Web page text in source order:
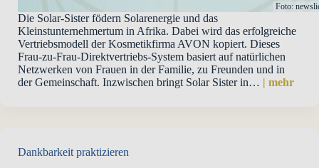
Foto:
Die Solar-Sister födern Solarenergie und das
Kleinstunternehmertum in Afrika. Dabei wird das erfolgreiche
Vertriebsmodell der Kosmetikfirma AVON kopiert. Dieses
Frau-zu-Frau-Direktvertriebs-System basiert auf natürlichen
Netzwerken von Frauen in der Familie, zu Freunden und in
der Gemeinschaft. Inzwischen bringt Solar Sister in… | mehr
Dankbarkeit praktizieren